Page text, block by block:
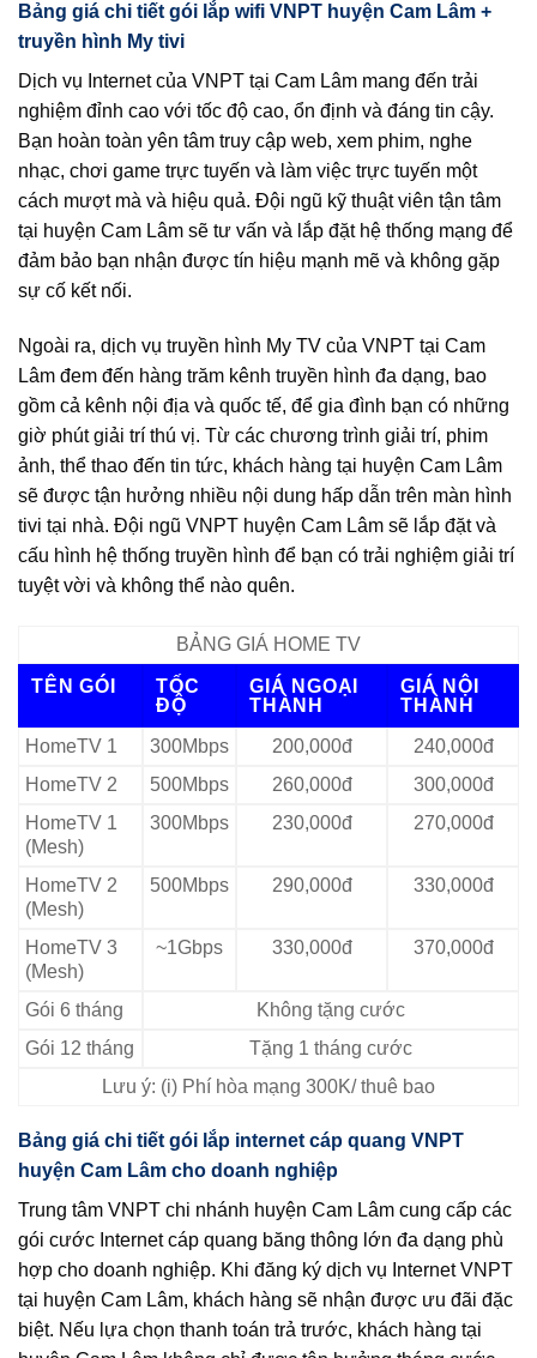
Bảng giá chi tiết gói lắp wifi VNPT huyện Cam Lâm +
truyền hình My tivi
Dịch vụ Internet của VNPT tại Cam Lâm mang đến trải
nghiệm đỉnh cao với tốc độ cao, ổn định và đáng tin cậy.
Bạn hoàn toàn yên tâm truy cập web, xem phim, nghe
nhạc, chơi game trực tuyến và làm việc trực tuyến một
cách mượt mà và hiệu quả. Đội ngũ kỹ thuật viên tận tâm
tại huyện Cam Lâm sẽ tư vấn và lắp đặt hệ thống mạng để
đảm bảo bạn nhận được tín hiệu mạnh mẽ và không gặp
sự cố kết nối.
Ngoài ra, dịch vụ truyền hình My TV của VNPT tại Cam
Lâm đem đến hàng trăm kênh truyền hình đa dạng, bao
gồm cả kênh nội địa và quốc tế, để gia đình bạn có những
giờ phút giải trí thú vị. Từ các chương trình giải trí, phim
ảnh, thể thao đến tin tức, khách hàng tại huyện Cam Lâm
sẽ được tận hưởng nhiều nội dung hấp dẫn trên màn hình
tivi tại nhà. Đội ngũ VNPT huyện Cam Lâm sẽ lắp đặt và
cấu hình hệ thống truyền hình để bạn có trải nghiệm giải trí
tuyệt vời và không thể nào quên.
BẢNG GIÁ HOME TV
TÊN GÓI
TỐC
ĐỘ
GIÁ NGOẠI
THÀNH
GIÁ NỘI
THÀNH
HomeTV 1
300Mbps 200,000đ
240,000đ
HomeTV 2
500Mbps 260,000đ
300,000đ
HomeTV 1
(Mesh)
300Mbps 230,000đ 270,000đ
HomeTV 2
(Mesh)
500Mbps 290,000đ 330,000đ
HomeTV 3
(Mesh)
~1Gbps 330,000đ 370,000đ
Gói 6 tháng
Không tặng cước
Gói 12 tháng
Tặng 1 tháng cước
Lưu ý: (i) Phí hòa mạng 300K/ thuê bao
Bảng giá chi tiết gói lắp internet cáp quang VNPT
huyện Cam Lâm cho doanh nghiệp
Trung tâm VNPT chi nhánh huyện Cam Lâm cung cấp các
gói cước Internet cáp quang băng thông lớn đa dạng phù
hợp cho doanh nghiệp. Khi đăng ký dịch vụ Internet VNPT
tại huyện Cam Lâm, khách hàng sẽ nhận được ưu đãi đặc
biệt. Nếu lựa chọn thanh toán trả trước, khách hàng tại